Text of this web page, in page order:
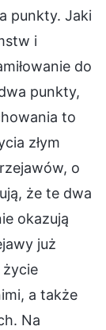
punkty. Jaki
i
do
punkty,
to
złym
o
że te dwa
okazują
już
życie
a także
Na